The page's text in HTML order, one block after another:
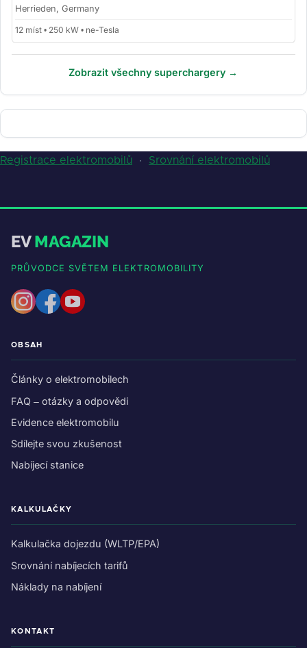
Herrieden, Germany
12 míst • 250 kW • ne-Tesla
Zobrazit všechny superchargery →
Registrace elektromobilů · Srovnání elektromobilů
EVMAGAZIN
PRŮVODCE SVĚTEM ELEKTROMOBILITY
OBSAH
Články o elektromobilech
FAQ – otázky a odpovědi
Evidence elektromobilu
Sdílejte svou zkušenost
Nabíjecí stanice
KALKULAČKY
Kalkulačka dojezdu (WLTP/EPA)
Srovnání nabíjecích tarifů
Náklady na nabíjení
KONTAKT